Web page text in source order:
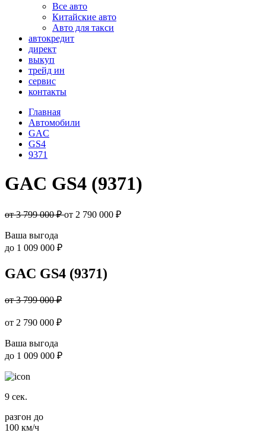
Все авто
Китайские авто
Авто для такси
автокредит
директ
выкуп
трейд ин
сервис
контакты
Главная
Автомобили
GAC
GS4
9371
GAC GS4 (9371)
от 3 799 000 ₽от 2 790 000 ₽
Ваша выгода
до 1 009 000 ₽
GAC GS4 (9371)
от 3 799 000 ₽
от 2 790 000 ₽
Ваша выгода
до 1 009 000 ₽
9 сек.
разгон до
100 км/ч